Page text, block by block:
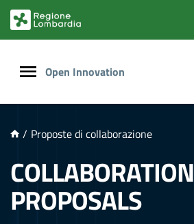
PRINCIPALE
Open Innovation
/ Proposte di collaborazione
COLLABORATION
PROPOSALS